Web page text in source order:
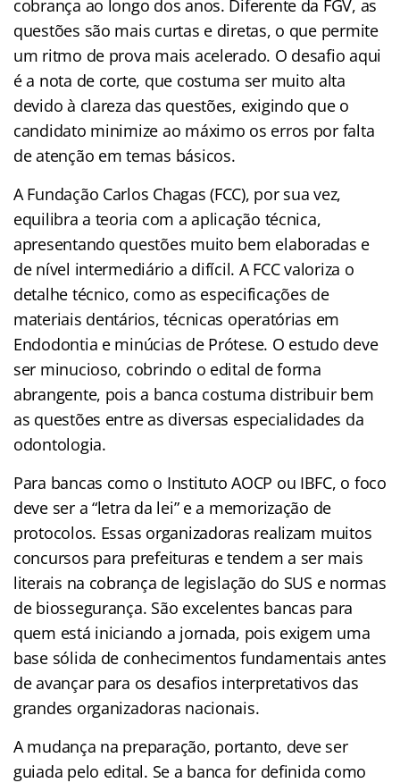
cobrança ao longo dos anos. Diferente da FGV, as
questões são mais curtas e diretas, o que permite
um ritmo de prova mais acelerado. O desafio aqui
é a nota de corte, que costuma ser muito alta
devido à clareza das questões, exigindo que o
candidato minimize ao máximo os erros por falta
de atenção em temas básicos.
A Fundação Carlos Chagas (FCC), por sua vez,
equilibra a teoria com a aplicação técnica,
apresentando questões muito bem elaboradas e
de nível intermediário a difícil. A FCC valoriza o
detalhe técnico, como as especificações de
materiais dentários, técnicas operatórias em
Endodontia e minúcias de Prótese. O estudo deve
ser minucioso, cobrindo o edital de forma
abrangente, pois a banca costuma distribuir bem
as questões entre as diversas especialidades da
odontologia.
Para bancas como o Instituto AOCP ou IBFC, o foco
deve ser a “letra da lei” e a memorização de
protocolos. Essas organizadoras realizam muitos
concursos para prefeituras e tendem a ser mais
literais na cobrança de legislação do SUS e normas
de biossegurança. São excelentes bancas para
quem está iniciando a jornada, pois exigem uma
base sólida de conhecimentos fundamentais antes
de avançar para os desafios interpretativos das
grandes organizadoras nacionais.
A mudança na preparação, portanto, deve ser
guiada pelo edital. Se a banca for definida como